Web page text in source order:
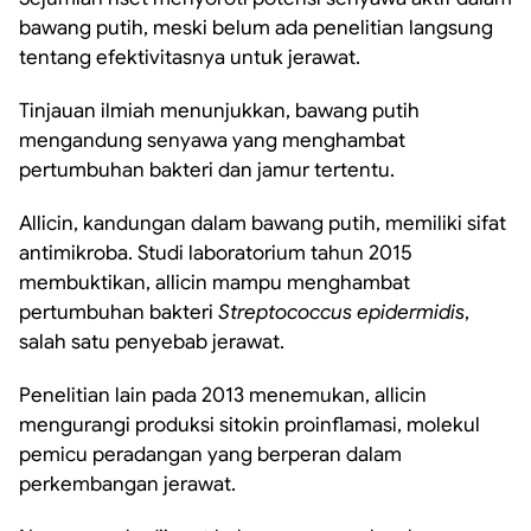
bawang putih, meski belum ada penelitian langsung
tentang efektivitasnya untuk jerawat.
Tinjauan ilmiah menunjukkan, bawang putih
mengandung senyawa yang menghambat
pertumbuhan bakteri dan jamur tertentu.
Allicin, kandungan dalam bawang putih, memiliki sifat
antimikroba. Studi laboratorium tahun 2015
membuktikan, allicin mampu menghambat
pertumbuhan bakteri Streptococcus epidermidis,
salah satu penyebab jerawat.
Penelitian lain pada 2013 menemukan, allicin
mengurangi produksi sitokin proinflamasi, molekul
pemicu peradangan yang berperan dalam
perkembangan jerawat.